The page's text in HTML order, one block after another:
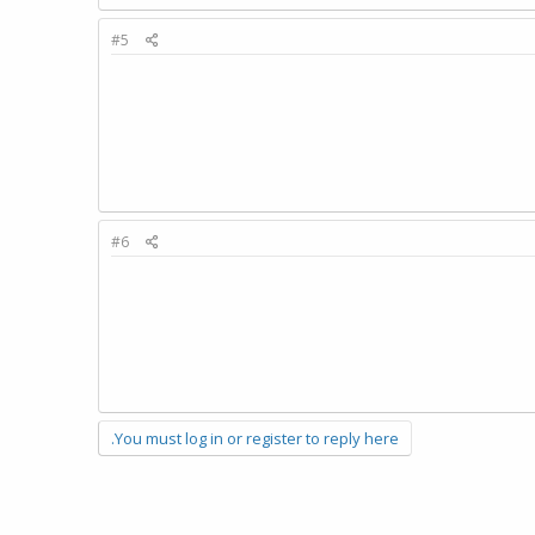
#5
#6
You must log in or register to reply here.